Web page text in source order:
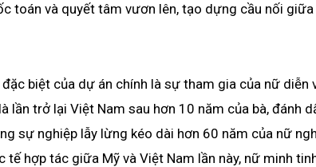
toán và quyết tâm vươn lên, tạo dựng cầu nối
biệt của dự án chính là sự tham gia của nữ diễn
lần trở lại Việt Nam sau hơn 10 năm của bà, đánh
sự nghiệp lẫy lừng kéo dài hơn 60 năm của nữ
tế hợp tác giữa Mỹ và Việt Nam lần này, nữ minh